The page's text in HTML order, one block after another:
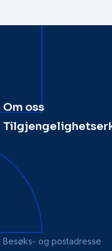
Om oss
Besøks- og postadresse